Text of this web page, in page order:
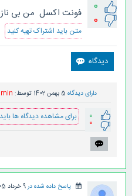
0
0
فونت اکسل من بی
متن باید اشتراک تهیه کنید
دارای دیدگاه 5 بهمن 1402 توسط:
0
0 برای مشاهده دیدگاه ها
پاسخ داده شده در9 خرداد 1405